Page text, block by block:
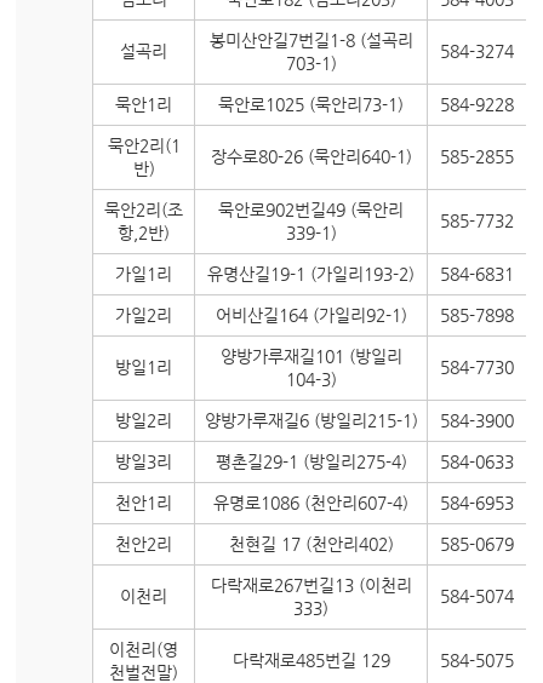
설곡리
봉미산안길7번길1-8 (설곡리
703-1)
584-3274
묵안1리 묵안로1025 (묵안리73-1) 584-9228
묵안2리(1
반)
장수로80-26 (묵안리640-1) 585-2855
묵안2리(조
항,2반)
묵안로902번길49 (묵안리
339-1)
585-7732
가일1리 유명산길19-1 (가일리193-2) 584-6831
가일2리 어비산길164 (가일리92-1) 585-7898
방일1리
양방가루재길101 (방일리
104-3)
584-7730
방일2리 양방가루재길6 (방일리215-1) 584-3900
방일3리 평촌길29-1 (방일리275-4) 584-0633
천안1리 유명로1086 (천안리607-4) 584-6953
천안2리 천현길 17 (천안리402) 585-0679
이천리
다락재로267번길13 (이천리
333)
584-5074
이천리(영
천벌전말)
다락재로485번길 129 584-5075